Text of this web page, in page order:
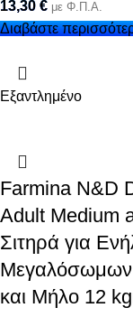
13,30 € με Φ.Π.Α.
Διαβάστε
Εξαντλημένο
Farmina N&D
Adult Medium
Σιτηρά για
Μεγαλόσωμων
και Μήλο 12